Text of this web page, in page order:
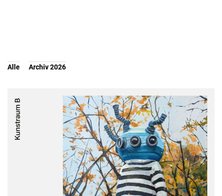
Alle Archiv 2026